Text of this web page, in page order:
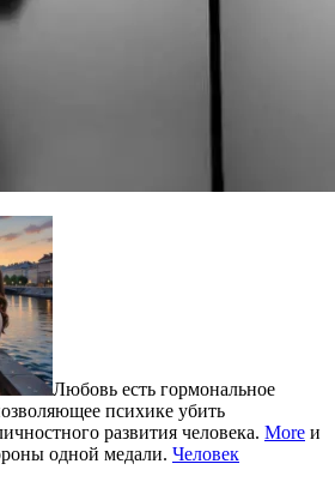
Любовь есть гормональное
психике убить
развития человека. More и
одной медали. Человек